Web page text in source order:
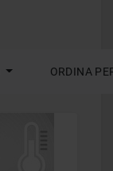
ORDINA